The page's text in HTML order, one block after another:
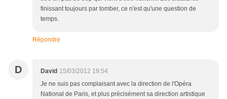
finissant toujours par tomber, ce n'est qu'une question de
temps.
Répondre
D David 15/03/2012 19:54
Je ne suis pas complaisant avec la direction de l'Opéra
National de Paris, et plus précisément sa direction artistique